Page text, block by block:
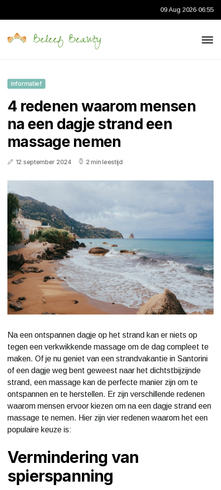
09 Aug 2026 06:55
Informatief
4 redenen waarom mensen
na een dagje strand een
massage nemen
12 september 2024 2 min leestijd
Na een ontspannen dagje op het strand kan er niets op
tegen een verkwikkende massage om de dag compleet te
maken. Of je nu geniet van een strandvakantie in Santorini
of een dagje weg bent geweest naar het dichtstbijzijnde
strand, een massage kan de perfecte manier zijn om te
ontspannen en te herstellen. Er zijn verschillende redenen
waarom mensen ervoor kiezen om na een dagje strand een
massage te nemen. Hier zijn vier redenen waarom het een
populaire keuze is:
Vermindering van
spierspanning